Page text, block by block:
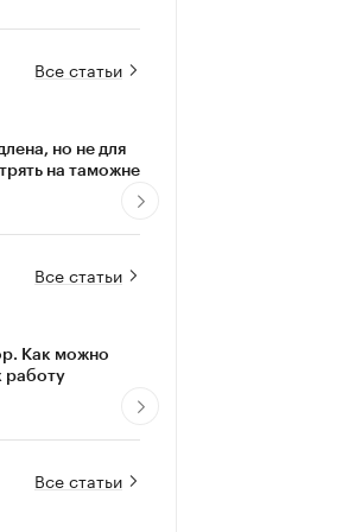
Все статьи
но не для
на таможне
Все статьи
Как можно
работу
Все статьи